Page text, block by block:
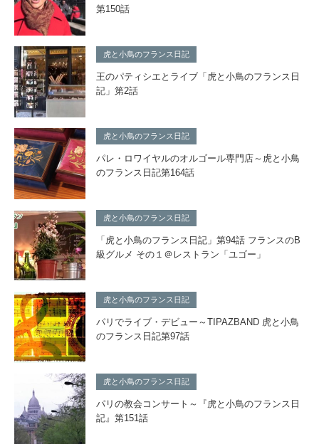
第150話
虎と小鳥のフランス日記
王のパティシエとライブ「虎と小鳥のフランス日
記」第2話
虎と小鳥のフランス日記
パレ・ロワイヤルのオルゴール専門店～虎と小鳥
のフランス日記第164話
虎と小鳥のフランス日記
「虎と小鳥のフランス日記」第94話 フランスのB
級グルメ その１＠レストラン「ユゴー」
虎と小鳥のフランス日記
パリでライブ・デビュー～TIPAZBAND 虎と小鳥
のフランス日記第97話
虎と小鳥のフランス日記
パリの教会コンサート～『虎と小鳥のフランス日
記』第151話